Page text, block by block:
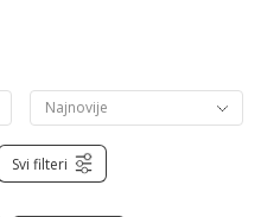
Svi filteri